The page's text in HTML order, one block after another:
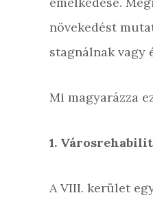
növekedést
stagnálnak vagy
Mi magyarázza
1.
A VIII. kerület